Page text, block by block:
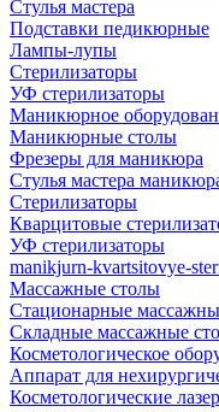
Стулья мастера
Подставки педикюрные
Лампы-лупы
Стерилизаторы
УФ стерилизаторы
Маникюрное
Маникюрные столы
Фрезеры для маникюра
Стулья мастера
Стерилизаторы
Кварцитовые
УФ стерилизаторы
manikjurn-kvartsitovye-
Массажные столы
Стационарные
Складные массажные
Косметологическое
Аппарат для
Косметологические